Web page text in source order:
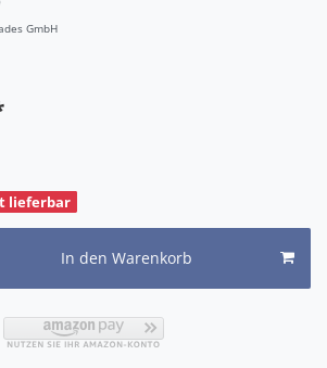
GmbH
lieferbar
In den Warenkorb